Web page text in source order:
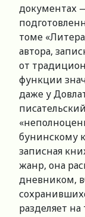
документах
томе
автора,
от
функции
даже у
бунинскому
записная
жанр, она
дневником,
разделяет